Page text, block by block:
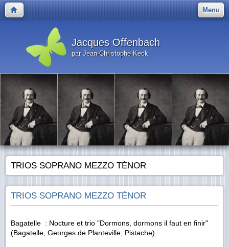
Menu
Jacques Offenbach
par Jean-Christophe Keck
TRIOS SOPRANO MEZZO TÉNOR
TRIOS SOPRANO MEZZO TÉNOR
Bagatelle : Nocture et trio "Dormons, dormons il faut en finir"
(Bagatelle, Georges de Planteville, Pistache)